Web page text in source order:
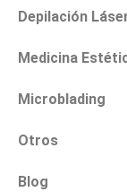
Depilación
Medicina
Microblading
Otros
Blog